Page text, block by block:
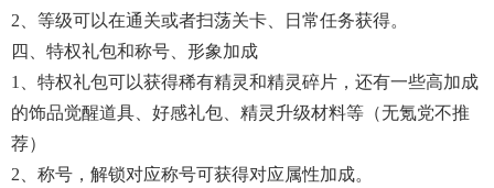
2、等级可以在通关或者扫荡关卡、日常任务获得。
四、特权礼包和称号、形象加成
1、特权礼包可以获得稀有精灵和精灵碎片，还有一些高加成
的饰品觉醒道具、好感礼包、精灵升级材料等（无氪党不推
荐）
2、称号，解锁对应称号可获得对应属性加成。